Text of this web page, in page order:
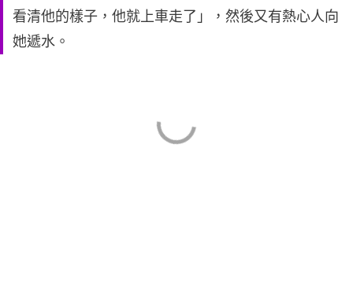
看清他的樣子，他就上車走了」，然後又有熱心人向
她遞水。